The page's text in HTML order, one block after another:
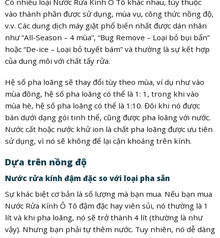
vào thành phần được sử dụng, mùa vụ, công thức nồng độ,
v.v. Các dung dịch máy giặt phổ biến nhất được dán nhãn
như “All-Season – 4 mùa”, “Bug Remove – Loại bỏ bụi bẩn”
hoặc “De-ice – Loại bỏ tuyết bám” và thường là sự kết hợp
của dung môi với chất tẩy rửa.
Hệ số pha loãng sẽ thay đổi tùy theo mùa, ví dụ như vào
mùa đông, hệ số pha loãng có thể là 1: 1, trong khi vào
mùa hè, hệ số pha loãng có thể là 1:10. Đôi khi nó được
bán dưới dạng gói tinh thể, cũng được pha loãng với nước.
Nước cất hoặc nước khử ion là chất pha loãng được ưu tiên
sử dụng, vì nó sẽ không để lại cặn khoáng trên kính.
Dựa trên nồng độ
Nước rửa kính đậm đặc so với loại pha sẵn
Sự khác biệt cơ bản là số lượng mà bạn mua. Nếu bạn mua
Nước Rửa Kính Ô Tô đậm đặc hay viên sủi, nó thường là 1
lít và khi pha loãng, nó sẽ trở thành 4 lít (thường là như
vậy). Nhưng bạn phải tự thêm nước. Tuy nhiên, nó dễ dàng